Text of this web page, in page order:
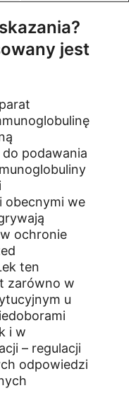
jest
podawania
obecnymi we
ochronie
ten
zarówno w
u
i w
– regulacji
odpowiedzi